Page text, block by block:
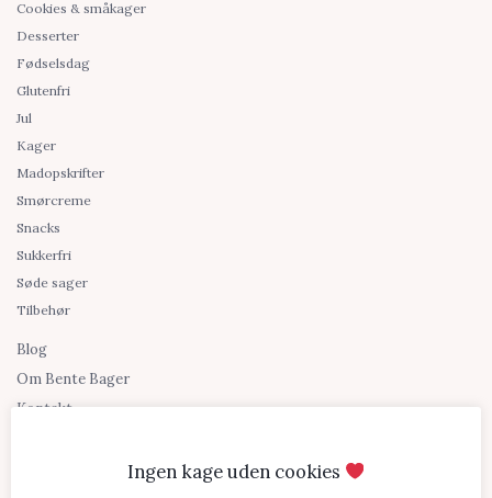
Cookies & småkager
Desserter
Fødselsdag
Glutenfri
Jul
Kager
Madopskrifter
Smørcreme
Snacks
Sukkerfri
Søde sager
Tilbehør
Blog
Om Bente Bager
Kontakt
Ingen kage uden cookies